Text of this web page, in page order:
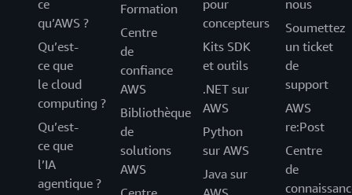
ce
qu’AWS ?
Qu’est-
ce que
le cloud
computing ?
Qu’est-
ce que
l’IA
agentique ?
Formation
Centre
de
confiance
AWS
Bibliothèque
de
solutions
AWS
pour
concepteurs
Kits SDK
et outils
.NET sur
AWS
Python
sur AWS
Java sur
nous
Soumettez
un ticket
de
support
AWS
re:Post
Centre
de